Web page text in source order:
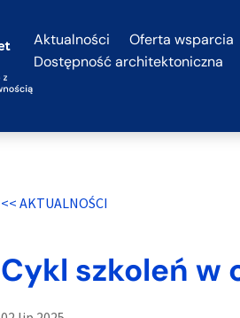
Aktualności Oferta wsparcia
Dostępność architektoniczna
<< AKTUALNOŚCI
Cykl szkoleń w